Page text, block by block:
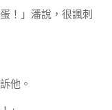
！」潘說，很諷刺
他。